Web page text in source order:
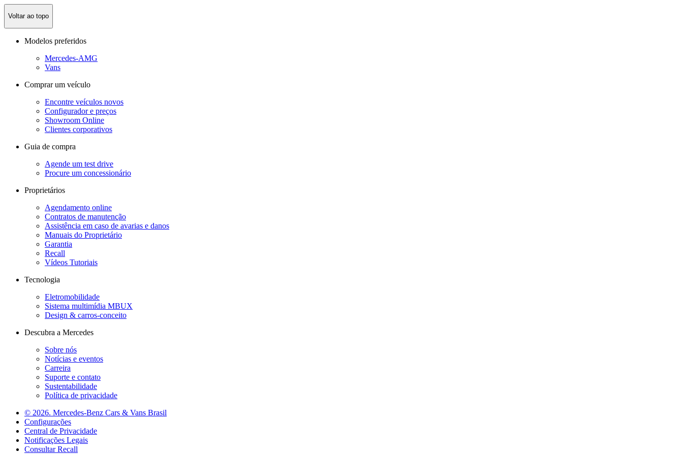
Voltar ao topo
Modelos preferidos
Mercedes-AMG
Vans
Comprar um veículo
Encontre veículos novos
Configurador e preços
Showroom Online
Clientes corporativos
Guia de compra
Agende um test drive
Procure um concessionário
Proprietários
Agendamento online
Contratos de manutenção
Assistência em caso de avarias e danos
Manuais do Proprietário
Garantia
Recall
Vídeos Tutoriais
Tecnologia
Eletromobilidade
Sistema multimídia MBUX
Design & carros-conceito
Descubra a Mercedes
Sobre nós
Notícias e eventos
Carreira
Suporte e contato
Sustentabilidade
Política de privacidade
© 2026. Mercedes-Benz Cars & Vans Brasil
Configurações
Central de Privacidade
Notificações Legais
Consultar Recall